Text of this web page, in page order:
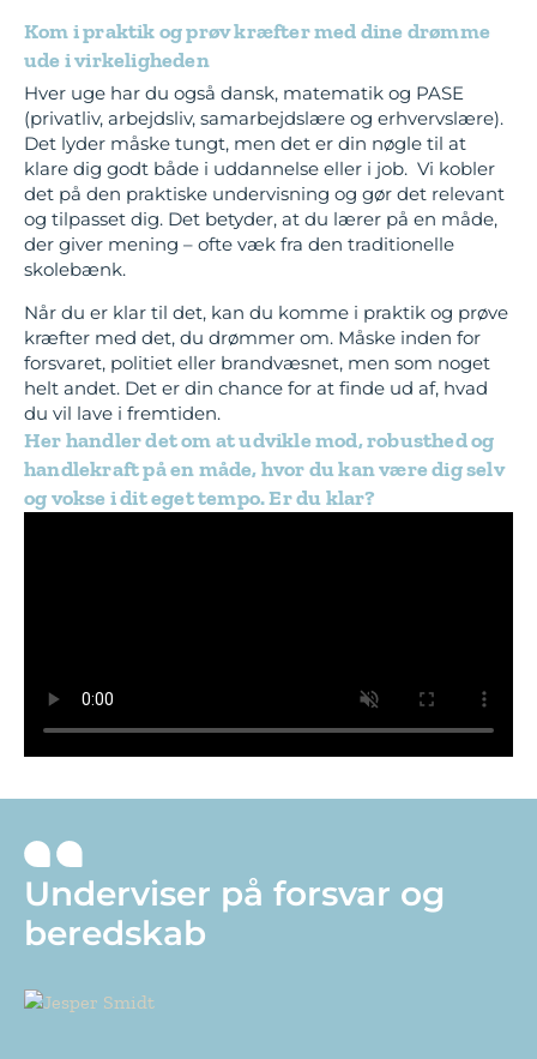
Kom i praktik og prøv kræfter med dine drømme
ude i virkeligheden
Hver uge har du også dansk, matematik og PASE
(privatliv, arbejdsliv, samarbejdslære og erhvervslære).
Det lyder måske tungt, men det er din nøgle til at
klare dig godt både i uddannelse eller i job. Vi kobler
det på den praktiske undervisning og gør det relevant
og tilpasset dig. Det betyder, at du lærer på en måde,
der giver mening – ofte væk fra den traditionelle
skolebænk.
Når du er klar til det, kan du komme i praktik og prøve
kræfter med det, du drømmer om. Måske inden for
forsvaret, politiet eller brandvæsnet, men som noget
helt andet. Det er din chance for at finde ud af, hvad
du vil lave i fremtiden.
Her handler det om at udvikle mod, robusthed og
handlekraft på en måde, hvor du kan være dig selv
og vokse i dit eget tempo. Er du klar?
Underviser på forsvar og
beredskab